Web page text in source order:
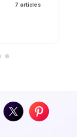
7 articles